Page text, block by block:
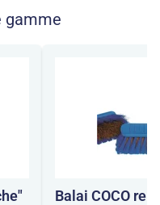
gamme
Balai COCO